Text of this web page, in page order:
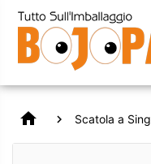
home Scatola a